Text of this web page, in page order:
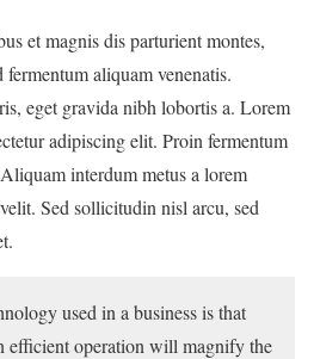
et magnis dis parturient montes,
aliquam venenatis.
eget gravida nibh lobortis a. Lorem
adipiscing elit. Proin fermentum
interdum metus a lorem
Sed sollicitudin nisl arcu, sed
used in a business is that
efficient operation will magnify the